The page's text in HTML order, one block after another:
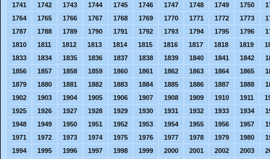
1741
1742 1743 1744 1745 1746 1747 1748 1749 1750
1764
1765 1766 1767 1768 1769 1770 1771 1772 1773
1787
1788 1789 1790 1791 1792 1793 1794 1795 1796
1810
1811 1812 1813 1814 1815 1816 1817 1818 1819
1833
1834 1835 1836 1837 1838 1839 1840 1841 1842
1856
1857 1858 1859 1860 1861 1862 1863 1864 1865
1879
1880 1881 1882 1883 1884 1885 1886 1887 1888
1902
1903 1904 1905 1906 1907 1908 1909 1910 1911
1925
1926 1927 1928 1929 1930 1931 1932 1933 1934
1948
1949 1950 1951 1952 1953 1954 1955 1956 1957
1971
1972 1973 1974 1975 1976 1977 1978 1979 1980
1994
1995 1996 1997 1998 1999 2000 2001 2002 2003